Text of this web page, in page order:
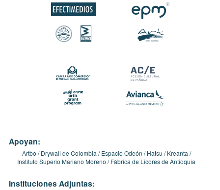
Apoyan:
Artbo Drywall de Colombia Espacio Odeón Hatsu
Kreanta
Instituto Superio Mariano Moreno
Fábrica de Licores de Antioquia
Instituciones Adjuntas: